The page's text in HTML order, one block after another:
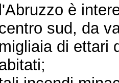
l'Abruzzo è
sud, da
migliaia di ettari